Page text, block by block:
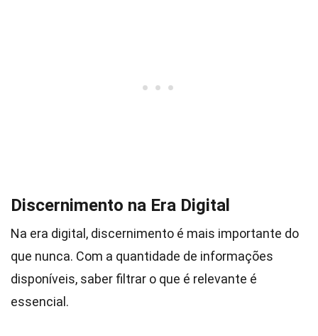
Discernimento na Era Digital
Na era digital, discernimento é mais importante do
que nunca. Com a quantidade de informações
disponíveis, saber filtrar o que é relevante é
essencial.